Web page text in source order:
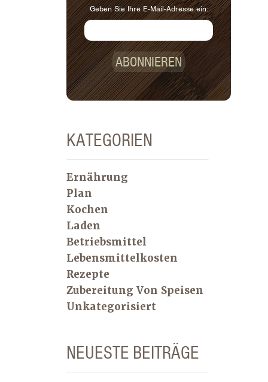
Geben Sie Ihre E-Mail-Adresse ein:
ABONNIEREN
KATEGORIEN
Ernährung
Plan
Kochen
Laden
Betriebsmittel
Lebensmittelkosten
Rezepte
Zubereitung Von Speisen
Unkategorisiert
NEUESTE BEITRÄGE